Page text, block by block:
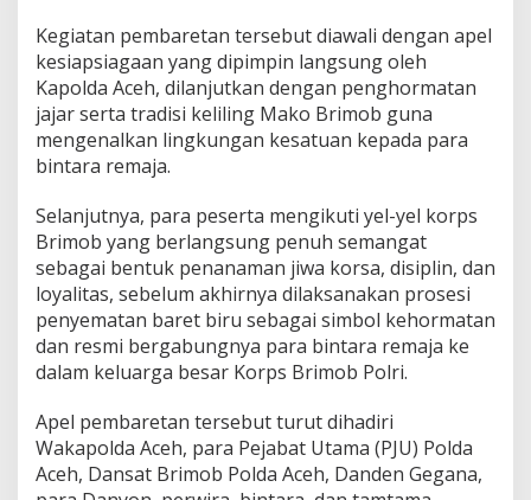
Kegiatan pembaretan tersebut diawali dengan apel
kesiapsiagaan yang dipimpin langsung oleh
Kapolda Aceh, dilanjutkan dengan penghormatan
jajar serta tradisi keliling Mako Brimob guna
mengenalkan lingkungan kesatuan kepada para
bintara remaja.
Selanjutnya, para peserta mengikuti yel-yel korps
Brimob yang berlangsung penuh semangat
sebagai bentuk penanaman jiwa korsa, disiplin, dan
loyalitas, sebelum akhirnya dilaksanakan prosesi
penyematan baret biru sebagai simbol kehormatan
dan resmi bergabungnya para bintara remaja ke
dalam keluarga besar Korps Brimob Polri.
Apel pembaretan tersebut turut dihadiri
Wakapolda Aceh, para Pejabat Utama (PJU) Polda
Aceh, Dansat Brimob Polda Aceh, Danden Gegana,